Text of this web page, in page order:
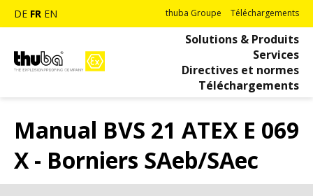
DE FR EN thuba Groupe Téléchargements
Solutions & Produits
Services
Directives et normes
Téléchargements
Manual BVS 21 ATEX E 069
X - Borniers SAeb/SAec